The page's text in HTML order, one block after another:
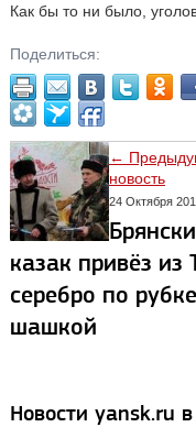
Как бы то ни было,
Поделиться:
←
новость
24 Октября
казак привёз из
серебро по рубке
шашкой
Новости yansk.ru